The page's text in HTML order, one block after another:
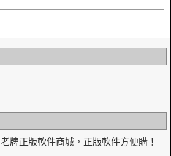
老牌正版軟件商城，正版軟件方便購！